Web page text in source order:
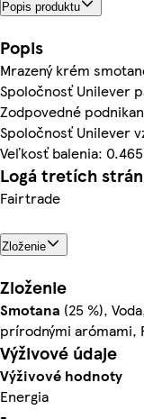
Popis produktu
Popis
Mrazený krém
Spoločnosť Unilever
Zodpovedné
Spoločnosť Unilever
Veľkosť balenia:
Logá tretích strán
Fairtrade
Zloženie
Zloženie
Smotana (25 %),
prírodnými arómami,
Výživové údaje
Výživové hodnoty
Energia